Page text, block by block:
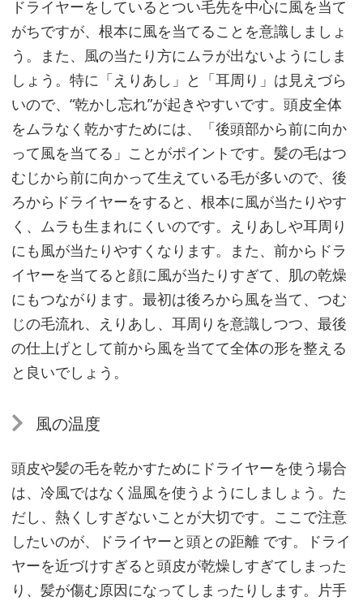
傷
め
な
ド
ラ
イ
ヤ
ー
方
法
ど
ん
な
ド
イ
ー
が
良
い
か？
ドライヤーをしているとつい毛先を中心に風を当て
がちですが、根本に風を当てることを意識しましょ
う。また、風の当たり方にムラが出ないようにしま
しょう。特に「えりあし」と「耳周り」は見えづら
いので、“乾かし忘れ”が起きやすいです。頭皮全体
をムラなく乾かすためには、「後頭部から前に向か
って風を当てる」ことがポイントです。髪の毛はつ
むじから前に向かって生えている毛が多いので、後
ろからドライヤーをすると、根本に風が当たりやす
く、ムラも生まれにくいのです。えりあしや耳周り
にも風が当たりやすくなります。また、前からドラ
イヤーを当てると顔に風が当たりすぎて、肌の乾燥
にもつながります。最初は後ろから風を当て、つむ
じの毛流れ、えりあし、耳周りを意識しつつ、最後
の仕上げとして前から風を当てて全体の形を整える
と良いでしょう。
風の温度
頭皮や髪の毛を乾かすためにドライヤーを使う場合
は、冷風ではなく温風を使うようにしましょう。た
だし、熱くしすぎないことが大切です。ここで注意
したいのが、ドライヤーと頭との距離 です。ドライ
ヤーを近づけすぎると頭皮が乾燥しすぎてしまった
り、髪が傷む原因になってしまったりします。片手